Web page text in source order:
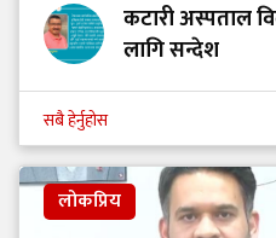
कटारी अस्पताल
लागि सन्देश
सबै हेर्नुहोस
लोकप्रिय